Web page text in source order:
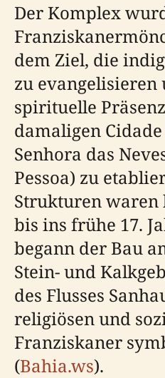
Der Komplex
dem Ziel, die
zu evangelisieren
spirituelle
damaligen Cidade
Senhora das
Pessoa) zu
Strukturen waren
bis ins frühe 17.
begann der Bau
Stein- und
des Flusses
religiösen und
Franziskaner
(Bahia.ws).